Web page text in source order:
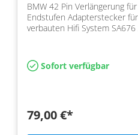
BMW 42 Pin Verlängerung
Endstufen Adapterstecker
verbauten Hifi System
Sofort verfügbar
79,00 €*